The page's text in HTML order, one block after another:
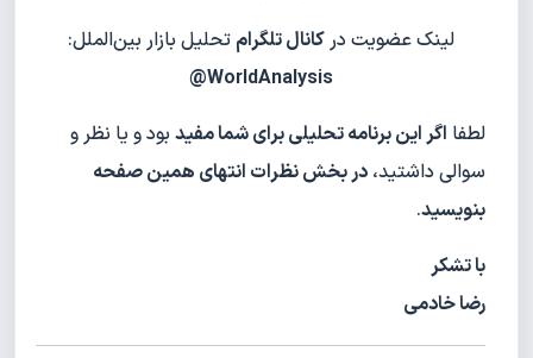
لینک عضویت درکانال تلگرام تحلیل بازار بین‌الملل:
WorldAnalysis@
لطفا اگر این برنامه تحلیلی برای شما مفید بود و یا نظر و
سوالی داشتید، در بخش نظرات انتهای همین صفحه
بنویسید.
با تشکر
رضا خادمی